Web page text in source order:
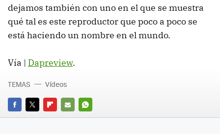
dejamos también con uno en el que se muestra
qué tal es este reproductor que poco a poco se
está haciendo un nombre en el mundo.
Vía | Dapreview.
FACEBOOK
TWITTERFLIPBOARD
E-
WHATSAPP
TEMAS Vídeos